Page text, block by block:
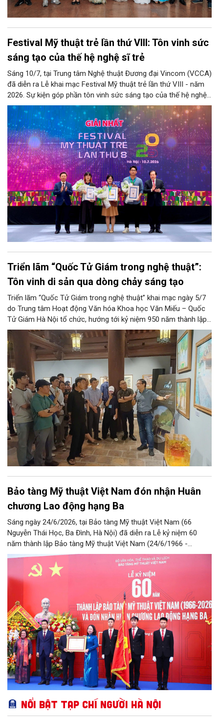
Festival Mỹ thuật trẻ lần thứ VIII: Tôn vinh sức
sáng tạo của thế hệ nghệ sĩ trẻ
Sáng 10/7, tại Trung tâm Nghệ thuật Đương đại Vincom (VCCA)
đã diễn ra Lễ khai mạc Festival Mỹ thuật trẻ lần thứ VIII - năm
2026. Sự kiện góp phần tôn vinh sức sáng tạo của thế hệ nghệ
sĩ trẻ, đồng thời phản ánh những xu hướng mới của mỹ thuật
đương đại Việt Nam.
Triển lãm “Quốc Tử Giám trong nghệ thuật”:
Tôn vinh di sản qua dòng chảy sáng tạo
Triển lãm “Quốc Tử Giám trong nghệ thuật” khai mạc ngày 5/7
do Trung tâm Hoạt động Văn hóa Khoa học Văn Miếu – Quốc
Tử Giám Hà Nội tổ chức, hướng tới kỷ niệm 950 năm thành lập
(1076–2026).
Bảo tàng Mỹ thuật Việt Nam đón nhận Huân
chương Lao động hạng Ba
Sáng ngày 24/6/2026, tại Bảo tàng Mỹ thuật Việt Nam (66
Nguyễn Thái Học, Ba Đình, Hà Nội) đã diễn ra Lễ kỷ niệm 60
năm thành lập Bảo tàng Mỹ thuật Việt Nam (24/6/1966 -
24/6/2026) và đón nhận Huân chương Lao động hạng Ba.
Nổi bật Tạp chí Người Hà Nội